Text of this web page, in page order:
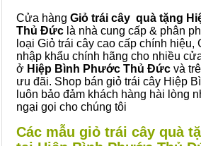
Cửa hàng Giỏ trái cây quà tặng
Thủ Đức là nhà cung cấp & phân
loại Giỏ trái cây cao cấp chính hiệu,
nhập khẩu chính hãng cho nhiều
ở Hiệp Bình Phước Thủ Đức và
ưu đãi. Shop bán giỏ trái cây Hiệp
luôn bảo đảm khách hàng hài lòng
ngại gọi cho chúng tôi
Các mẫu giỏ trái cây quà